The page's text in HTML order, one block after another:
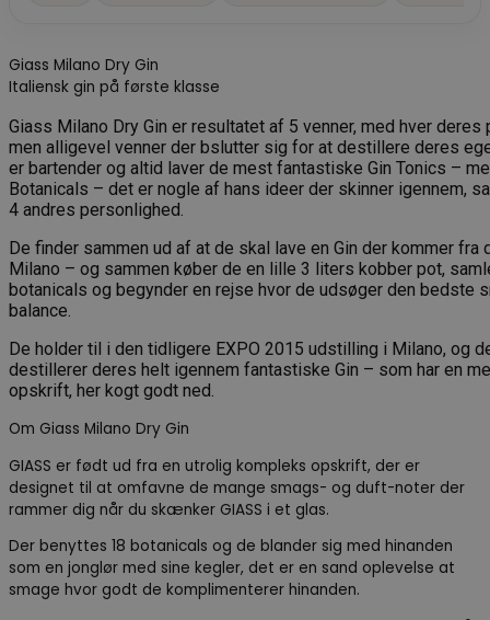
Giass Milano Dry Gin
Italiensk gin på første klasse
Giass Milano Dry Gin er resultatet af 5 venner, med hver deres
men alligevel venner der bslutter sig for at destillere deres
er bartender og altid laver de mest fantastiske Gin Tonics –
Botanicals – det er nogle af hans ideer der skinner igennem,
4 andres personlighed.
De finder sammen ud af at de skal lave en Gin der kommer fra
Milano – og sammen køber de en lille 3 liters kobber pot,
botanicals og begynder en rejse hvor de udsøger den bedste
balance.
De holder til i den tidligere EXPO 2015 udstilling i Milano, og
destillerer deres helt igennem fantastiske Gin – som har en
opskrift, her kogt godt ned.
Om Giass Milano Dry Gin
GIASS er født ud fra en utrolig kompleks opskrift, der er
designet til at omfavne de mange smags- og duft-noter der
rammer dig når du skænker GIASS i et glas.
Der benyttes 18 botanicals og de blander sig med hinanden
som en jonglør med sine kegler, det er en sand oplevelse at
smage hvor godt de komplimenterer hinanden.